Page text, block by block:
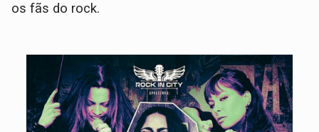
os fãs do rock.